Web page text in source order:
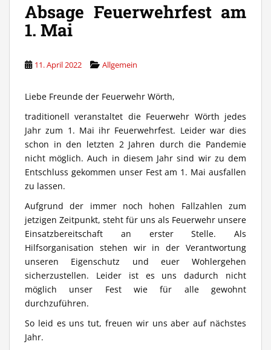
Absage Feuerwehrfest am
1. Mai
11. April 2022 Allgemein
Liebe Freunde der Feuerwehr Wörth,
traditionell veranstaltet die Feuerwehr Wörth jedes
Jahr zum 1. Mai ihr Feuerwehrfest. Leider war dies
schon in den letzten 2 Jahren durch die Pandemie
nicht möglich. Auch in diesem Jahr sind wir zu dem
Entschluss gekommen unser Fest am 1. Mai ausfallen
zu lassen.
Aufgrund der immer noch hohen Fallzahlen zum
jetzigen Zeitpunkt, steht für uns als Feuerwehr unsere
Einsatzbereitschaft an erster Stelle. Als
Hilfsorganisation stehen wir in der Verantwortung
unseren Eigenschutz und euer Wohlergehen
sicherzustellen. Leider ist es uns dadurch nicht
möglich unser Fest wie für alle gewohnt
durchzuführen.
So leid es uns tut, freuen wir uns aber auf nächstes
Jahr.